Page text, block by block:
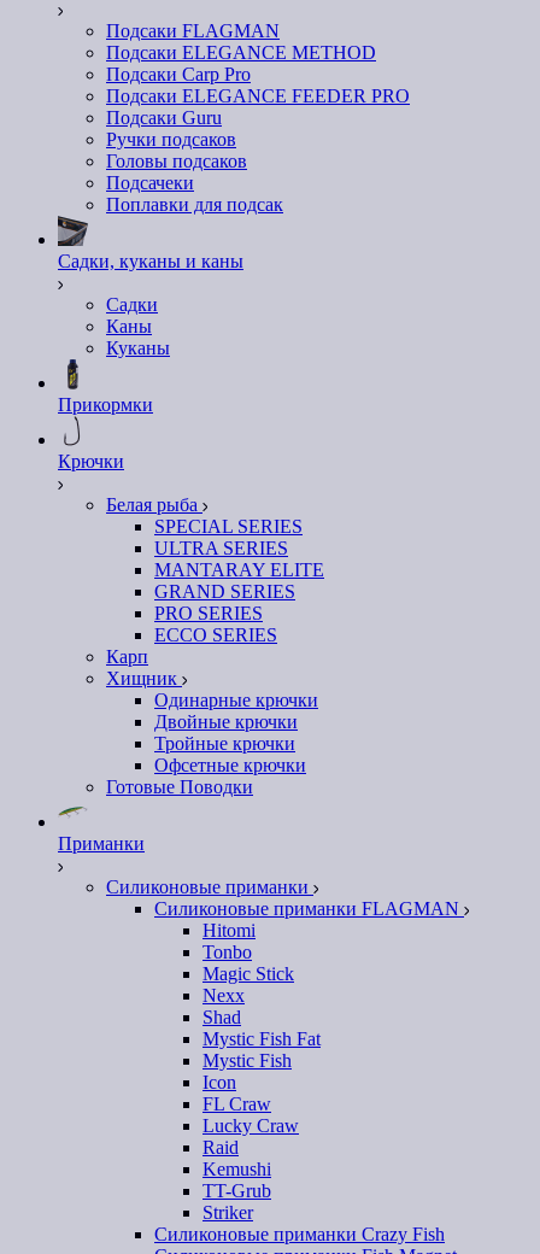
Подсаки FLAGMAN
Подсаки ELEGANCE METHOD
Подсаки Carp Pro
Подсаки ELEGANCE FEEDER PRO
Подсаки Guru
Ручки подсаков
Головы подсаков
Подсачеки
Поплавки для подсак
Садки, куканы и каны
Садки
Каны
Куканы
Прикормки
Крючки
Белая рыба
SPECIAL SERIES
ULTRA SERIES
MANTARAY ELITE
GRAND SERIES
PRO SERIES
ECCO SERIES
Карп
Хищник
Одинарные крючки
Двойные крючки
Тройные крючки
Офсетные крючки
Готовые Поводки
Приманки
Силиконовые приманки
Силиконовые приманки FLAGMAN
Hitomi
Tonbo
Magic Stick
Nexx
Shad
Mystic Fish Fat
Mystic Fish
Icon
FL Craw
Lucky Craw
Raid
Kemushi
TT-Grub
Striker
Силиконовые приманки Crazy Fish